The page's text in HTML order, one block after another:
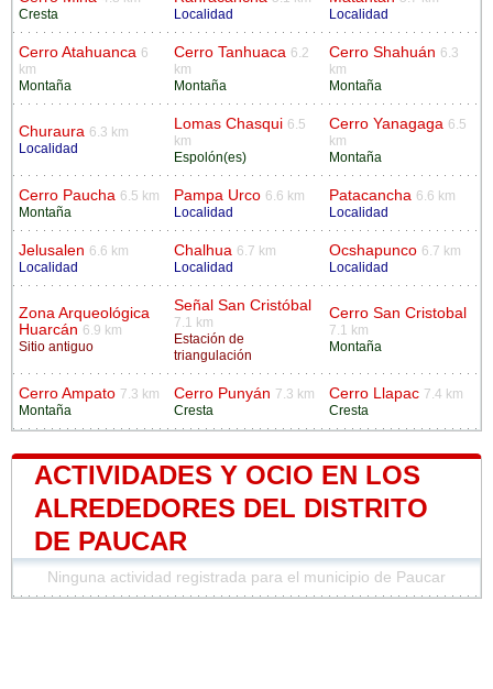
Cresta
Localidad
Localidad
Cerro Atahuanca 6
km
Montaña
Cerro Tanhuaca 6.2
km
Montaña
Cerro Shahuán 6.3
km
Montaña
Churaura 6.3 km
Localidad
Lomas Chasqui 6.5
km
Espolón(es)
Cerro Yanagaga 6.5
km
Montaña
Cerro Paucha 6.5 km
Montaña
Pampa Urco 6.6 km
Localidad
Patacancha 6.6 km
Localidad
Jelusalen 6.6 km
Localidad
Chalhua 6.7 km
Localidad
Ocshapunco 6.7 km
Localidad
Zona Arqueológica
Huarcán 6.9 km
Sitio antiguo
Señal San Cristóbal
7.1 km
Estación de
triangulación
Cerro San Cristobal
7.1 km
Montaña
Cerro Ampato 7.3 km
Montaña
Cerro Punyán 7.3 km
Cresta
Cerro Llapac 7.4 km
Cresta
ACTIVIDADES Y OCIO EN LOS
ALREDEDORES DEL DISTRITO
DE PAUCAR
Ninguna actividad registrada para el municipio de Paucar